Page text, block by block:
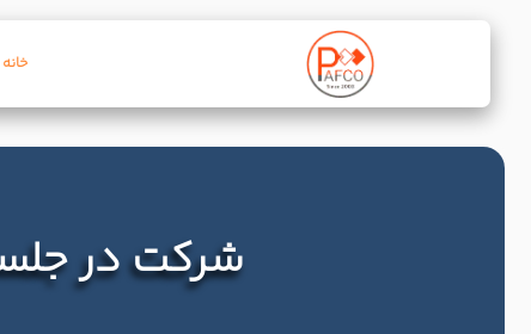
خانه
شرکت در